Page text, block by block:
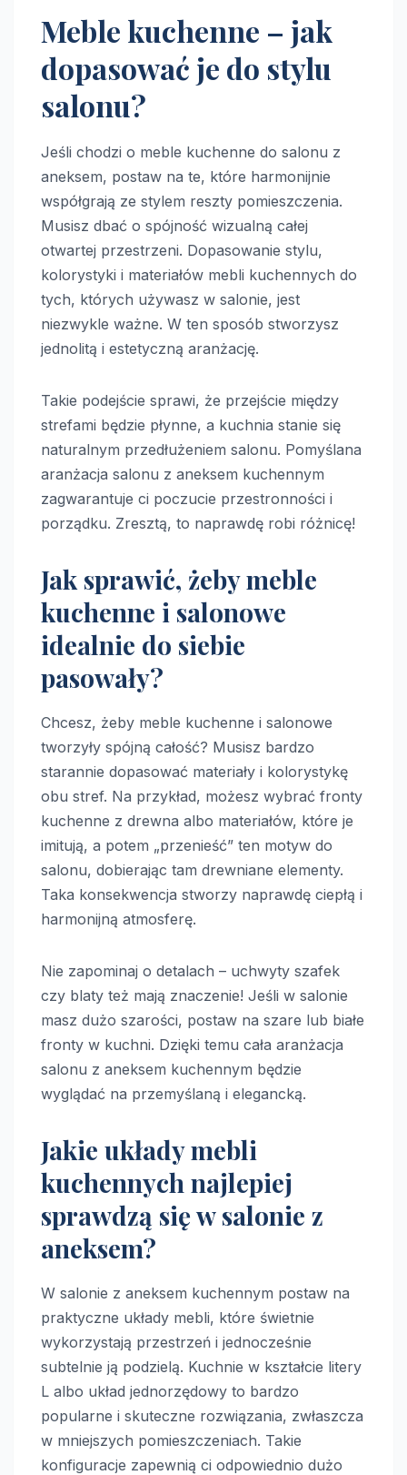
Meble kuchenne – jak
dopasować je do stylu
salonu?
Jeśli chodzi o meble kuchenne do salonu z
aneksem, postaw na te, które harmonijnie
współgrają ze stylem reszty pomieszczenia.
Musisz dbać o spójność wizualną całej
otwartej przestrzeni. Dopasowanie stylu,
kolorystyki i materiałów mebli kuchennych do
tych, których używasz w salonie, jest
niezwykle ważne. W ten sposób stworzysz
jednolitą i estetyczną aranżację.
Takie podejście sprawi, że przejście między
strefami będzie płynne, a kuchnia stanie się
naturalnym przedłużeniem salonu. Pomyślana
aranżacja salonu z aneksem kuchennym
zagwarantuje ci poczucie przestronności i
porządku. Zresztą, to naprawdę robi różnicę!
Jak sprawić, żeby meble
kuchenne i salonowe
idealnie do siebie
pasowały?
Chcesz, żeby meble kuchenne i salonowe
tworzyły spójną całość? Musisz bardzo
starannie dopasować materiały i kolorystykę
obu stref. Na przykład, możesz wybrać fronty
kuchenne z drewna albo materiałów, które je
imitują, a potem „przenieść” ten motyw do
salonu, dobierając tam drewniane elementy.
Taka konsekwencja stworzy naprawdę ciepłą i
harmonijną atmosferę.
Nie zapominaj o detalach – uchwyty szafek
czy blaty też mają znaczenie! Jeśli w salonie
masz dużo szarości, postaw na szare lub białe
fronty w kuchni. Dzięki temu cała aranżacja
salonu z aneksem kuchennym będzie
wyglądać na przemyślaną i elegancką.
Jakie układy mebli
kuchennych najlepiej
sprawdzą się w salonie z
aneksem?
W salonie z aneksem kuchennym postaw na
praktyczne układy mebli, które świetnie
wykorzystają przestrzeń i jednocześnie
subtelnie ją podzielą. Kuchnie w kształcie litery
L albo układ jednorzędowy to bardzo
popularne i skuteczne rozwiązania, zwłaszcza
w mniejszych pomieszczeniach. Takie
konfiguracje zapewnią ci odpowiednio dużo